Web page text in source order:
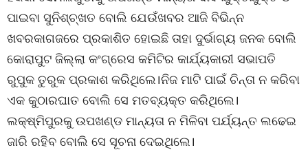
ପାଇବା ସୁନିଶ୍ଚ୍ଖତ ବୋଲି ଯେଉଁଖବର ଆଜି ବିଭିନ୍ନ
ଖବରକାଗଜରେ ପ୍ରକାଶିତ ହୋଇଛି ତାହା ଦୁର୍ଭାଗ୍ୟ ଜନକ ବୋଲି
କୋରାପୁଟ ଜିଲ୍ଲା କଂଗ୍ରେସ କମିଟିର କାର୍ଯ୍ୟକାରୀ ସଭାପତି
ରୁପୁକ ତୁରୁକ ପ୍ରକାଶ କରିଥିଲେ।ନିଜ ମାଟି ପାଇଁ ଚିନ୍ତା ନ କରିବା
ଏକ କୁଠାରଘାତ ବୋଲି ସେ ମତବ୍ୟକ୍ତ କରିଥିଲେ।
ଲକ୍ଷ୍ମିପୁରକୁ ଉପଖଣ୍ଡ ମାନ୍ୟତା ନ ମିଳିବା ପର୍ଯ୍ୟନ୍ତ ଲଢେଇ
ଜାରି ରହିବ ବୋଲି ସେ ସୂଚନା ଦେଇଥିଲେ।